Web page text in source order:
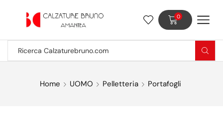
0
Home UOMO Pelletteria Portafogli